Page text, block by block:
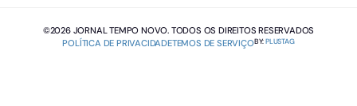
©2026 JORNAL TEMPO NOVO. TODOS OS DIREITOS RESERVADOS
POLÍTICA DE PRIVACIDADETEMOS DE SERVIÇOBY:PLUSTAG